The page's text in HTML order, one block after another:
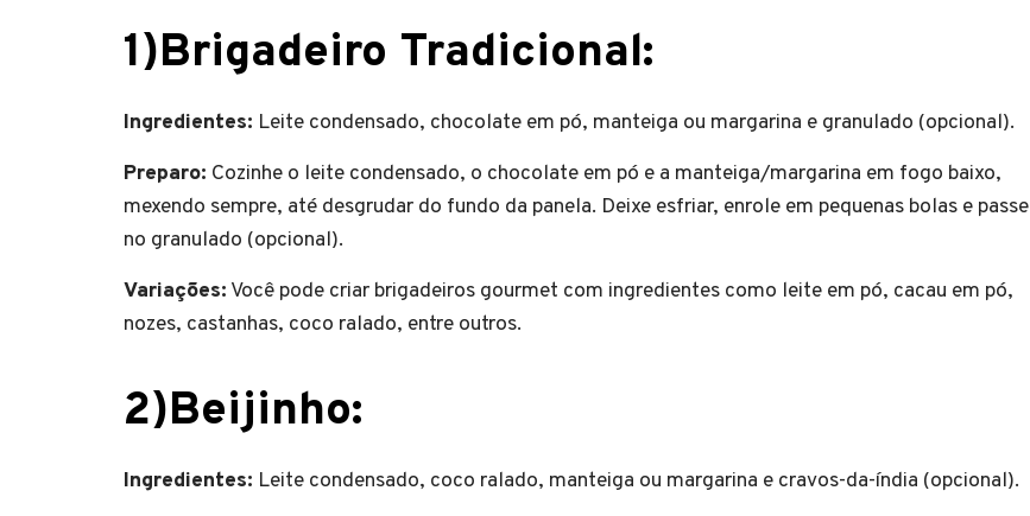
1)Brigadeiro Tradicional:
Ingredientes: Leite condensado, chocolate em pó, manteiga ou margarina e granulado (opcional).
Preparo: Cozinhe o leite condensado, o chocolate em pó e a manteiga/margarina em fogo baixo,
mexendo sempre, até desgrudar do fundo da panela. Deixe esfriar, enrole em pequenas bolas e passe
no granulado (opcional).
Variações: Você pode criar brigadeiros gourmet com ingredientes como leite em pó, cacau em pó,
nozes, castanhas, coco ralado, entre outros.
2)Beijinho:
Ingredientes: Leite condensado, coco ralado, manteiga ou margarina e cravos-da-índia (opcional).